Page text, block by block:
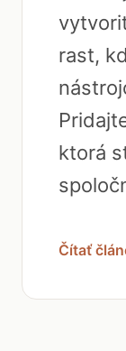
rast,
ktorá
Čítať